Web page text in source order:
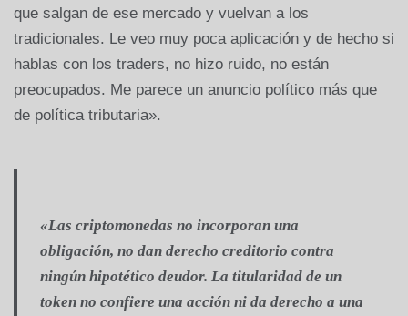
que salgan de ese mercado y vuelvan a los
tradicionales. Le veo muy poca aplicación y de hecho si
hablas con los traders, no hizo ruido, no están
preocupados. Me parece un anuncio político más que
de política tributaria».
«Las criptomonedas no incorporan una
obligación, no dan derecho creditorio contra
ningún hipotético deudor. La titularidad de un
token no confiere una acción ni da derecho a una